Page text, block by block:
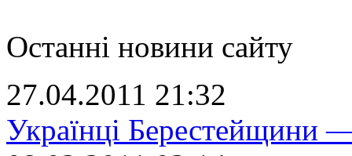
Останні новини сайту
27.04.2011 21:32
Українці Берестейщини